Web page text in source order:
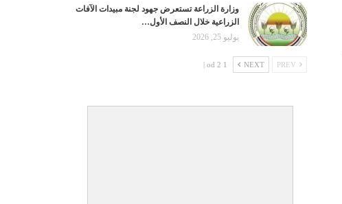
وزارة الزراعة تستعرض جهود لجنة مبيدات الآفات
الزراعية خلال النصف الأول…
يوليو 25, 2026
NEXT
1 od 2 |